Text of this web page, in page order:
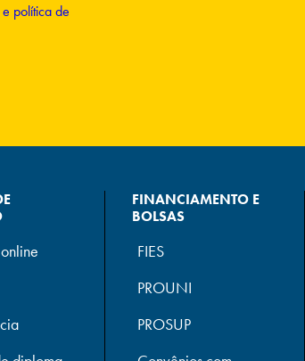
política de
FINANCIAMENTO E
BOLSAS
FIES
PROUNI
PROSUP